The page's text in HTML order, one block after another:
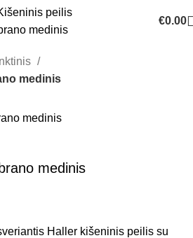
€0.00
medinis
medinis
Haller kišeninis peilis su